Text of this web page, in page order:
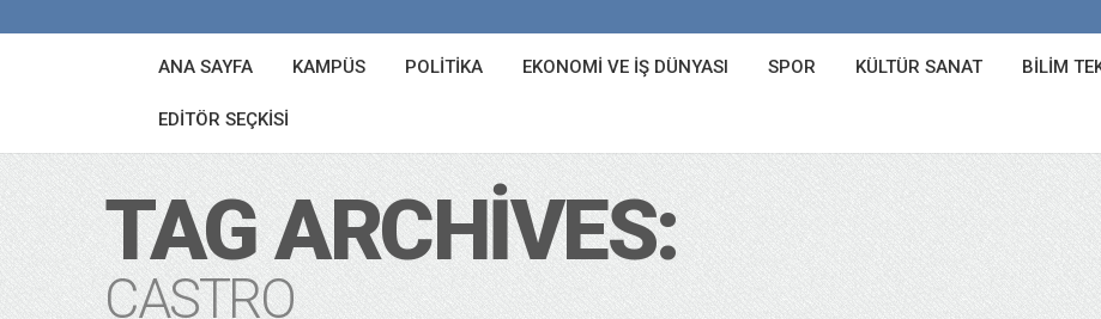
ANA SAYFA KAMPÜS POLITIKA EKONOMI VE İŞ DÜNYASI SPOR KÜLTÜR SANAT BILIM
EDITÖR SEÇKISI
TAG ARCHIVES:
CASTRO